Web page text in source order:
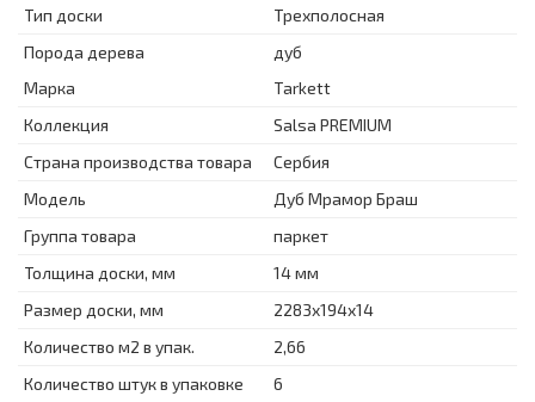
Тип доски
Трехполосная
Порода дерева
дуб
Марка
Tarkett
Коллекция
Salsa PREMIUM
Страна производства товара
Сербия
Модель
Дуб Мрамор Браш
Группа товара
паркет
Толщина доски, мм
14 мм
Размер доски, мм
2283x194x14
Количество м2 в упак.
2,66
Количество штук в упаковке
6